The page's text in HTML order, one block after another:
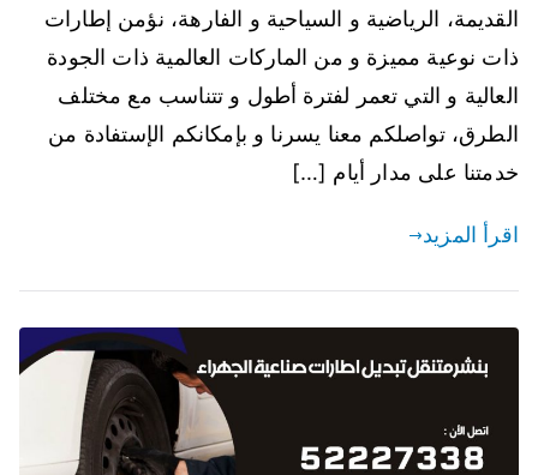
القديمة، الرياضية و السياحية و الفارهة، نؤمن إطارات
ذات نوعية مميزة و من الماركات العالمية ذات الجودة
العالية و التي تعمر لفترة أطول و تتناسب مع مختلف
الطرق، تواصلكم معنا يسرنا و بإمكانكم الإستفادة من
خدمتنا على مدار أيام […]
اقرأ المزيد